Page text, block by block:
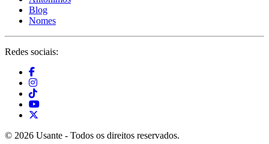
Blog
Nomes
Redes sociais:
© 2026 Usante - Todos os direitos reservados.